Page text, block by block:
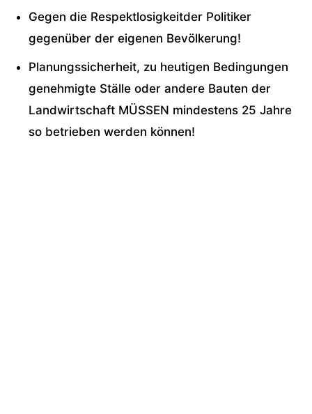
Gegen die Respektlosigkeitder Politiker
gegenüber der eigenen Bevölkerung!
Planungssicherheit, zu heutigen Bedingungen
genehmigte Ställe oder andere Bauten der
Landwirtschaft MÜSSEN mindestens 25 Jahre
so betrieben werden können!